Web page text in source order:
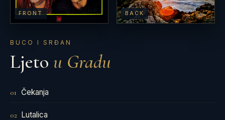
FRONT BACK
BUCO I SRĐAN
Ljeto u Gradu
01 Čekanja
02 Lutalica